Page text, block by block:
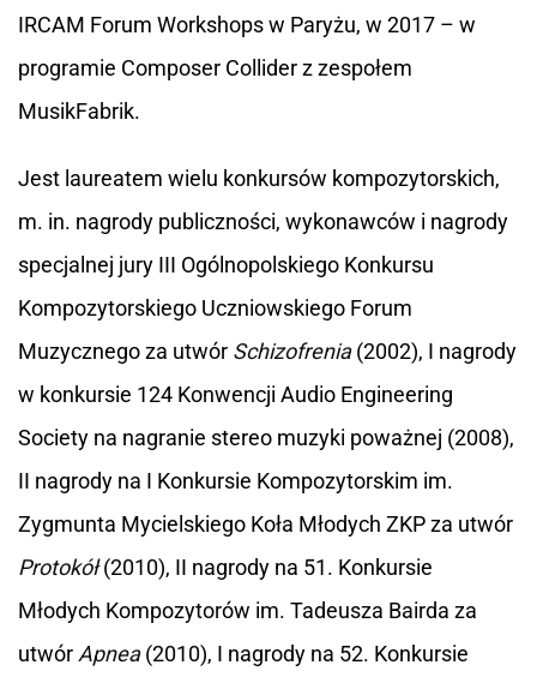
IRCAM Forum Workshops w Paryżu, w 2017 – w
programie Composer Collider z zespołem
MusikFabrik.
Jest laureatem wielu konkursów kompozytorskich,
m. in. nagrody publiczności, wykonawców i nagrody
specjalnej jury III Ogólnopolskiego Konkursu
Kompozytorskiego Uczniowskiego Forum
Muzycznego za utwór Schizofrenia(2002), I nagrody
w konkursie 124 Konwencji Audio Engineering
Society na nagranie stereo muzyki poważnej (2008),
II nagrody na I Konkursie Kompozytorskim im.
Zygmunta Mycielskiego Koła Młodych ZKP za utwór
Protokół(2010), II nagrody na 51. Konkursie
Młodych Kompozytorów im. Tadeusza Bairda za
utwór Apnea(2010), I nagrody na 52. Konkursie